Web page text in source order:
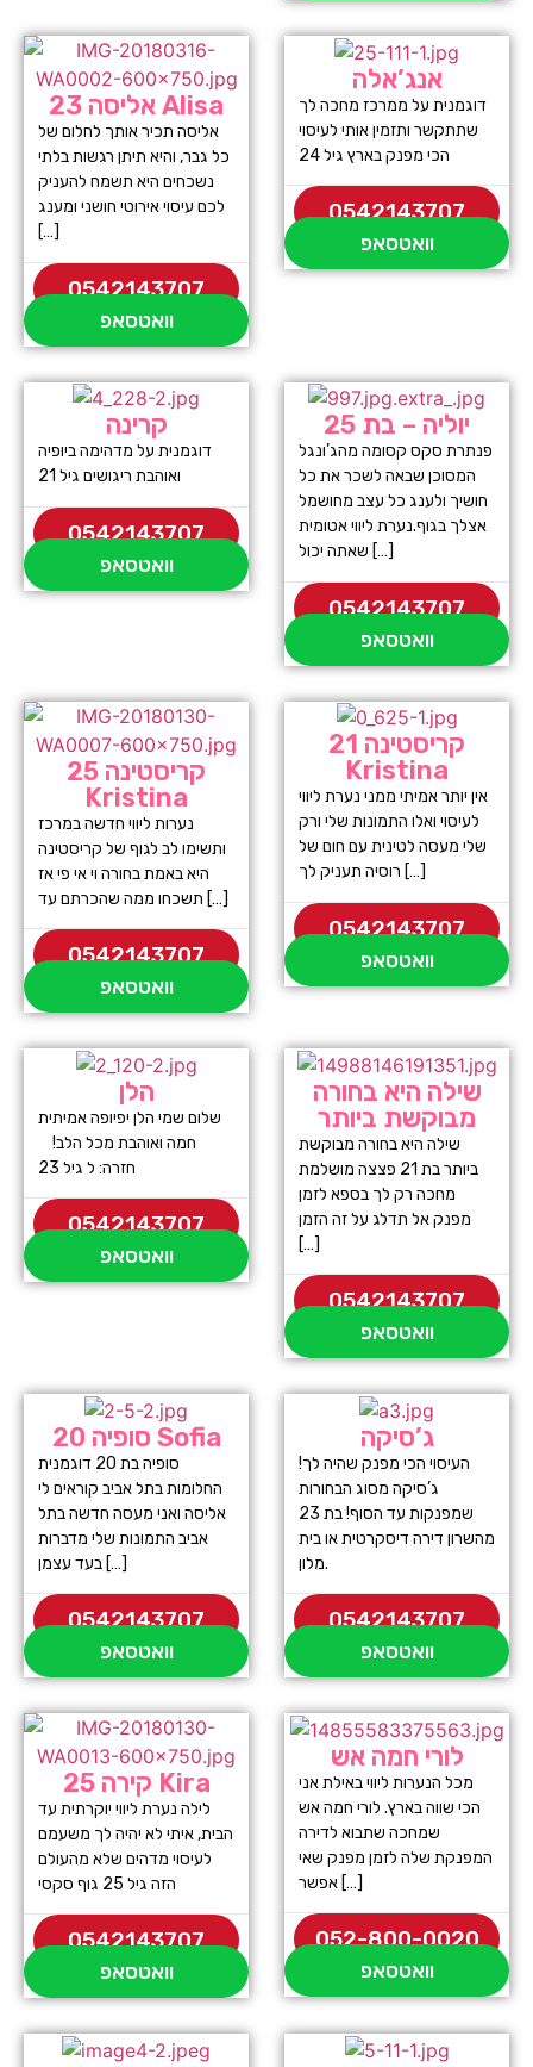
אליסה 23 Alisa
אליסה תכיר אותך לחלום של
כל גבר, והיא תיתן רגשות בלתי
נשכחים היא תשמח להעניק
לכם עיסוי אירוטי חושני ומענג
[…]
0542143707
וואטסאפ
אנג’אלה
דוגמנית על ממרכז מחכה לך
שתתקשר ותזמין אותי לעיסוי
הכי מפנק בארץ גיל 24
0542143707
וואטסאפ
קרינה
דוגמנית על מדהימה ביופיה
ואוהבת ריגושים גיל 21
0542143707
וואטסאפ
יוליה – בת 25
פנתרת סקס קסומה מהג’ונגל
המסוכן שבאה לשכר את כל
חושיך ולענג כל עצב מחושמל
אצלך בגוף.נערת ליווי אטומית
שאתה יכול […]
0542143707
וואטסאפ
קריסטינה 25
Kristina
נערות ליווי חדשה במרכז
ותשימו לב לגוף של קריסטינה
היא באמת בחורה וי אי פי אז
תשכחו ממה שהכרתם עד […]
0542143707
וואטסאפ
קריסטינה 21
Kristina
אין יותר אמיתי ממני נערת ליווי
לעיסוי ואלו התמונות שלי ורק
שלי מעסה לטינית עם חום של
רוסיה תעניק לך […]
0542143707
וואטסאפ
הלן
שלום שמי הלן יפיופה אמיתית
חמה ואוהבת מכל הלב!
חזרה: ל גיל 23
0542143707
וואטסאפ
שילה היא בחורה
מבוקשת ביותר
שילה היא בחורה מבוקשת
ביותר בת 21 פצצה מושלמת
מחכה רק לך בספא לזמן
מפנק אל תדלג על זה הזמן
[…]
0542143707
וואטסאפ
סופיה 20 Sofia
סופיה בת 20 דוגמנית
החלומות בתל אביב קוראים לי
אליסה ואני מעסה חדשה בתל
אביב התמונות שלי מדברות
בעד עצמן […]
0542143707
וואטסאפ
ג’סיקה
העיסוי הכי מפנק שהיה לך!
ג’סיקה מסוג הבחורות
שמפנקות עד הסוף! בת 23
מהשרון דירה דיסקרטית או בית
מלון.
0542143707
וואטסאפ
קירה 25 Kira
לילה נערת ליווי יוקרתית עד
הבית, איתי לא יהיה לך משעמם
לעיסוי מדהים שלא מהעולם
הזה גיל 25 גוף סקסי
0542143707
וואטסאפ
לורי חמה אש
מכל הנערות ליווי באילת אני
הכי שווה בארץ. לורי חמה אש
שמחכה שתבוא לדירה
המפנקת שלה לזמן מפנק שאי
אפשר […]
052-800-0020
וואטסאפ